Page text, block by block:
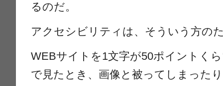
るのだ。
アクセシビリティは、そういう方の
WEBサイトを1文字が50ポイントく
で見たとき、画像と被ってしまった